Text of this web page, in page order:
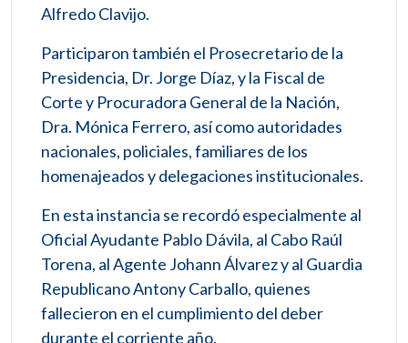
Alfredo Clavijo.
Participaron también el Prosecretario de la
Presidencia, Dr. Jorge Díaz, y la Fiscal de
Corte y Procuradora General de la Nación,
Dra. Mónica Ferrero, así como autoridades
nacionales, policiales, familiares de los
homenajeados y delegaciones institucionales.
En esta instancia se recordó especialmente al
Oficial Ayudante Pablo Dávila, al Cabo Raúl
Torena, al Agente Johann Álvarez y al Guardia
Republicano Antony Carballo, quienes
fallecieron en el cumplimiento del deber
durante el corriente año.